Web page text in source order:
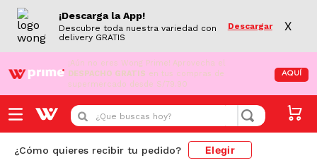
¡Descarga la App!
Descubre toda nuestra variedad con
delivery GRATIS
Descargar X
¡Aún no eres Wong Prime! Aprovecha el
DESPACHO GRATIS en tus compras de
supermercado desde S/79.90
AQUÍ
¿Que buscas hoy?
¿Cómo quieres recibir tu pedido? Elegir